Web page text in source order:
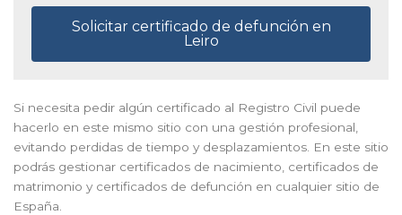
Solicitar certificado de defunción en
Leiro
Si necesita pedir algún certificado al Registro Civil puede
hacerlo en este mismo sitio con una gestión profesional,
evitando perdidas de tiempo y desplazamientos. En este sitio
podrás gestionar certificados de nacimiento, certificados de
matrimonio y certificados de defunción en cualquier sitio de
España.